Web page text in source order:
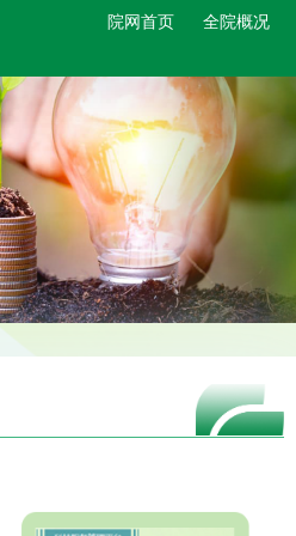
院网首页 全院概况